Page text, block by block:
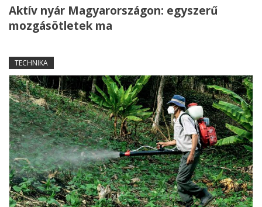
Aktív nyár Magyarországon: egyszerű
mozgásötletek ma
TECHNIKA